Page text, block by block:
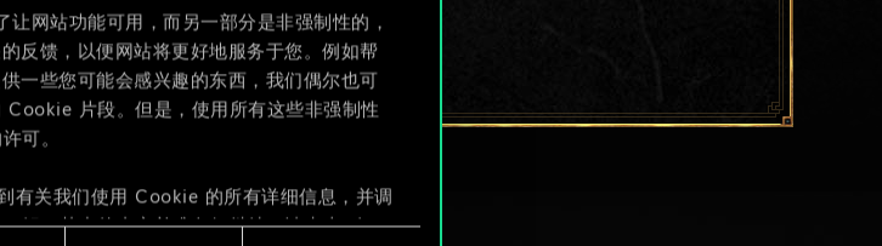
网站功能可用，而另一部分是非强制性的，
反馈，以便网站将更好地服务于您。例如帮
一些您可能会感兴趣的东西，我们偶尔也可
Cookie 片段。但是，使用所有这些非强制性
可。
有关我们使用 Cookie 的所有详细信息，并调
解了其中的内容并准备好继续，请点击"确